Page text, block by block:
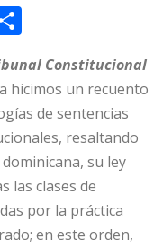
o
m
p
ar
ti
r
Constitucional
hicimos un recuento
de sentencias
resaltando
su ley
las clases de
por la práctica
en este orden,